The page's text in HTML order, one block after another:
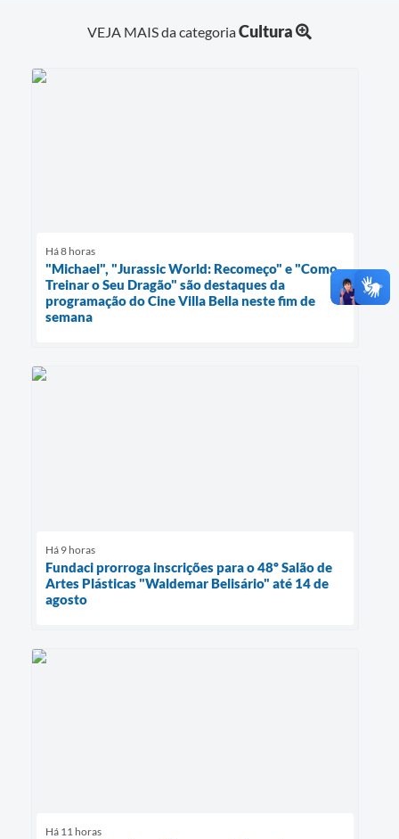
VEJA MAIS da categoriaCultura
Há 8 horas
"Michael", "Jurassic World: Recomeço" e "Como
Treinar o Seu Dragão" são destaques da
programação do Cine Villa Bella neste fim de
semana
Há 9 horas
Fundaci prorroga inscrições para o 48º Salão de
Artes Plásticas "Waldemar Belisário" até 14 de
agosto
Há 11 horas